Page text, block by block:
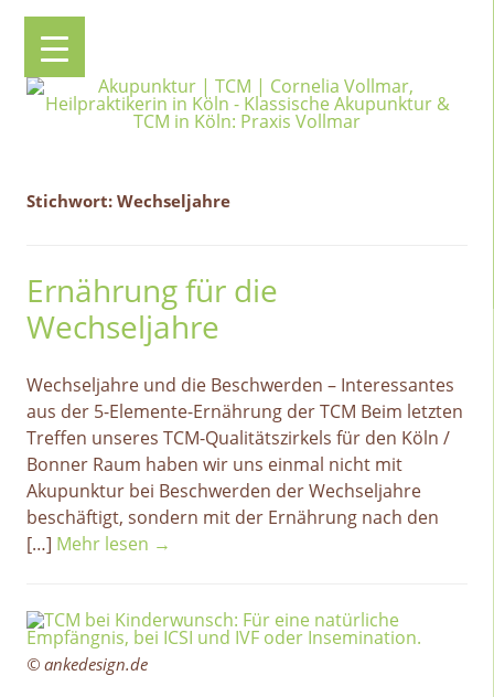
Akupunktur | TCM | Cornelia Vollmar, Heilpraktikerin in Köln
Klassische Akupunktur & TCM in Köln: Praxis Vollmar
Stichwort: Wechseljahre
Ernährung für die
Wechseljahre
Wechseljahre und die Beschwerden – Interessantes
aus der 5-Elemente-Ernährung der TCM Beim letzten
Treffen unseres TCM-Qualitätszirkels für den Köln /
Bonner Raum haben wir uns einmal nicht mit
Akupunktur bei Beschwerden der Wechseljahre
beschäftigt, sondern mit der Ernährung nach den
[…] Mehr lesen →
© ankedesign.de